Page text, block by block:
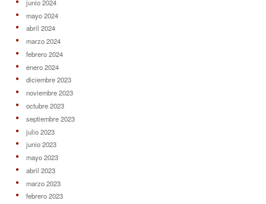
junio 2024
mayo 2024
abril 2024
marzo 2024
febrero 2024
enero 2024
diciembre 2023
noviembre 2023
octubre 2023
septiembre 2023
julio 2023
junio 2023
mayo 2023
abril 2023
marzo 2023
febrero 2023